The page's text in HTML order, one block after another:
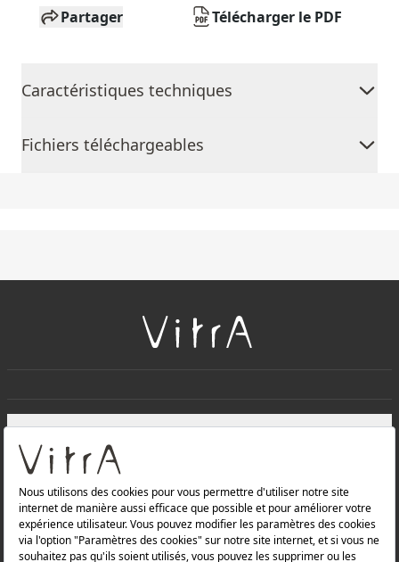
Partager Télécharger le PDF
Caractéristiques techniques
Fichiers téléchargeables
Produits